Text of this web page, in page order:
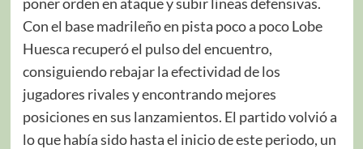
Con el base madrileño en pista poco a poco Lobe
Huesca recuperó el pulso del encuentro,
consiguiendo rebajar la efectividad de los
jugadores rivales y encontrando mejores
posiciones en sus lanzamientos. El partido volvió a
lo que había sido hasta el inicio de este periodo, un